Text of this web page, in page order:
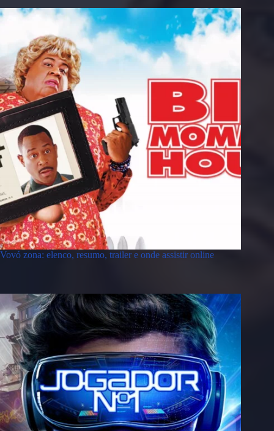
Vovó zona: elenco, resumo, trailer e onde assistir online